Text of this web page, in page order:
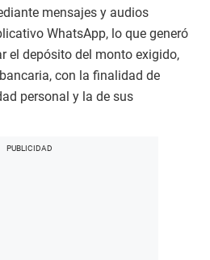
mensajes y audios
WhatsApp, lo que generó
el depósito del monto exigido,
con la finalidad de
personal y la de sus